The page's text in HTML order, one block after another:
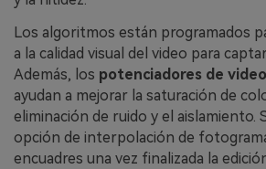
Los algoritmos están programados
a la calidad visual del video para
Además, los potenciadores de video
ayudan a mejorar la saturación de
eliminación de ruido y el aislamiento.󠀲󠀡󠀤󠀩󠀣󠀦󠀠󠀨󠀤󠀳󠀰
opción de interpolación de
encuadres una vez finalizada la